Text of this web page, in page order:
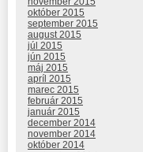
október 2015
september 2015
august 2015
júl 2015
jún 2015
máj 2015
apríl 2015
marec 2015
február 2015
január 2015
december 2014
november 2014
október 2014